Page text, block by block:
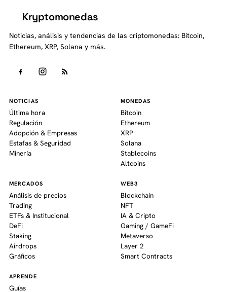
Kryptomonedas
Noticias, análisis y tendencias de las criptomonedas: Bitcoin,
Ethereum, XRP, Solana y más.
NOTICIAS
Última hora
Regulación
Adopción & Empresas
Estafas & Seguridad
Minería
MONEDAS
Bitcoin
Ethereum
XRP
Solana
Stablecoins
Altcoins
MERCADOS
Análisis de precios
Trading
ETFs & Institucional
DeFi
Staking
Airdrops
Gráficos
WEB3
Blockchain
NFT
IA & Cripto
Gaming / GameFi
Metaverso
Layer 2
Smart Contracts
APRENDE
Guías